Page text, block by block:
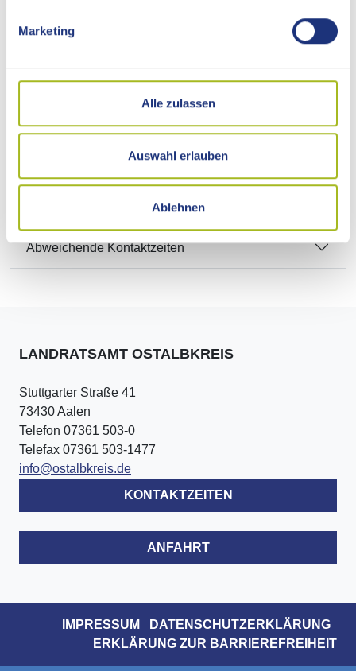
Marketing
Alle zulassen
Auswahl erlauben
Ablehnen
Abweichende Kontaktzeiten
LANDRATSAMT OSTALBKREIS
Stuttgarter Straße 41
73430 Aalen
Telefon 07361 503-0
Telefax 07361 503-1477
info@ostalbkreis.de
KONTAKTZEITEN
ANFAHRT
IMPRESSUM
DATENSCHUTZERKLÄRUNG
ERKLÄRUNG ZUR BARRIEREFREIHEIT